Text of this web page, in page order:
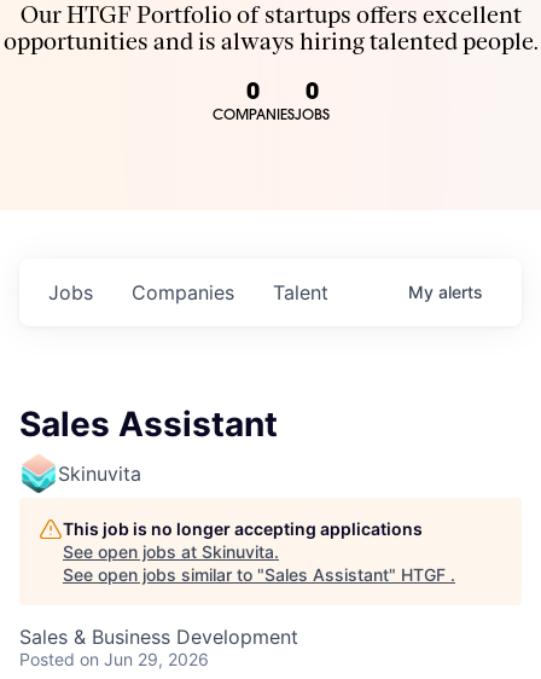
Our HTGF Portfolio of startups offers excellent
opportunities and is always hiring talented people.
0
COMPANIES
0
JOBS
Jobs Companies Talent My alerts
Sales Assistant
Skinuvita
This job is no longer accepting applications
See open jobs at Skinuvita.
See open jobs similar to "Sales Assistant" HTGF .
Sales & Business Development
Posted on Jun 29, 2026